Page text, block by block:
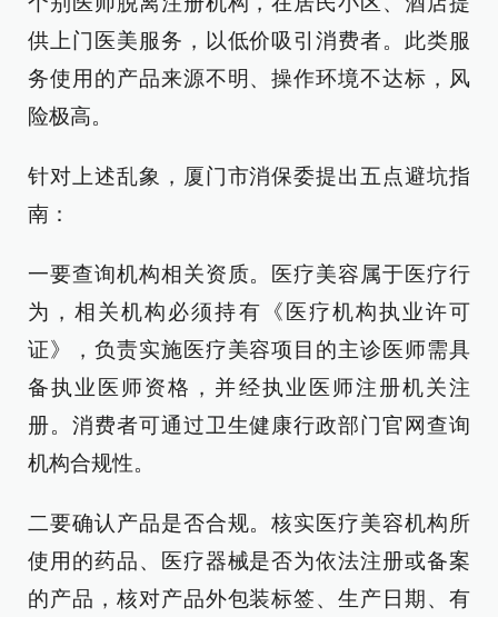
供上门医美服务，以低价吸引消费者。此类服
务使用的产品来源不明、操作环境不达标，风
险极高。
针对上述乱象，厦门市消保委提出五点避坑指
南：
一要查询机构相关资质。医疗美容属于医疗行
为，相关机构必须持有《医疗机构执业许可
证》，负责实施医疗美容项目的主诊医师需具
备执业医师资格，并经执业医师注册机关注
册。消费者可通过卫生健康行政部门官网查询
机构合规性。
二要确认产品是否合规。核实医疗美容机构所
使用的药品、医疗器械是否为依法注册或备案
的产品，核对产品外包装标签、生产日期、有